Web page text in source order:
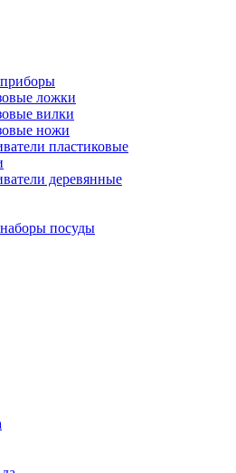
ложки
вилки
ножи
пластиковые
деревянные
посуды